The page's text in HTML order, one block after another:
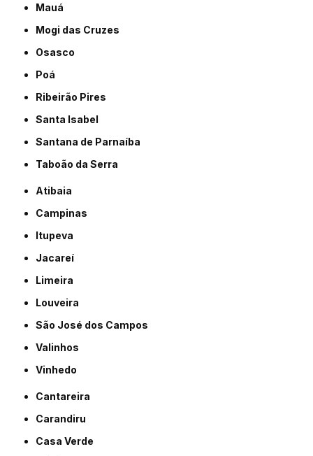
Mauá
Mogi das Cruzes
Osasco
Poá
Ribeirão Pires
Santa Isabel
Santana de Parnaíba
Taboão da Serra
Atibaia
Campinas
Itupeva
Jacareí
Limeira
Louveira
São José dos Campos
Valinhos
Vinhedo
Cantareira
Carandiru
Casa Verde